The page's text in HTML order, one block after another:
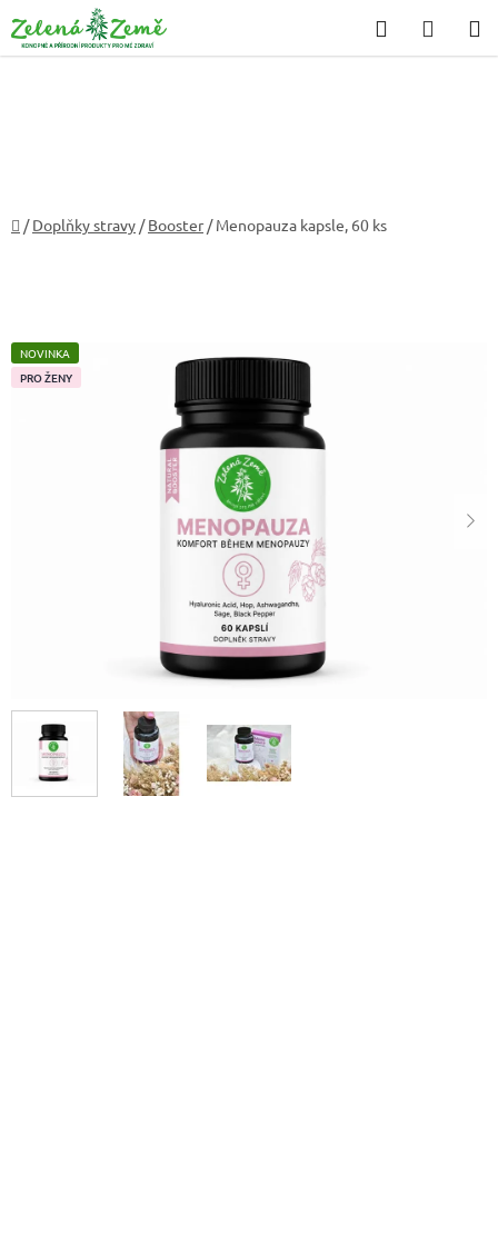
na
obsah
Hledat
KOŠÍK
Domů
/ Doplňky stravy / Booster / Menopauza kapsle, 60 ks
NOVINKA
PRO ŽENY